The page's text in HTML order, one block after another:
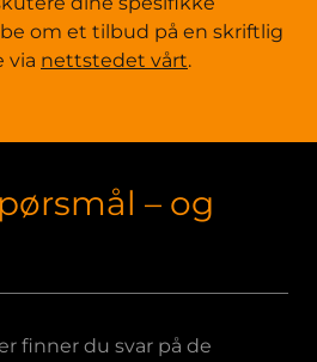
om et tilbud på en skriftlig
via nettstedet vårt.
– og
finner du svar på de